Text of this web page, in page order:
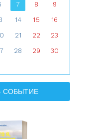
7 8 9
14 15 16
21 22 23
28 29 30
СОБЫТИЕ